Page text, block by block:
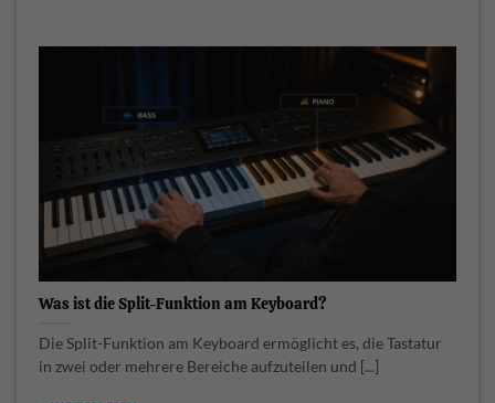
Was ist die Split-Funktion am Keyboard?
Die Split-Funktion am Keyboard ermöglicht es, die Tastatur
in zwei oder mehrere Bereiche aufzuteilen und [...]